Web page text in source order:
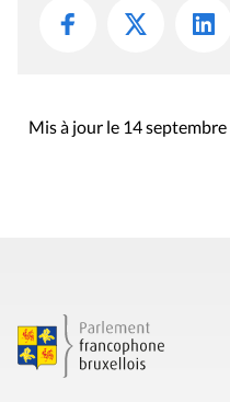
Mis à jour le 14